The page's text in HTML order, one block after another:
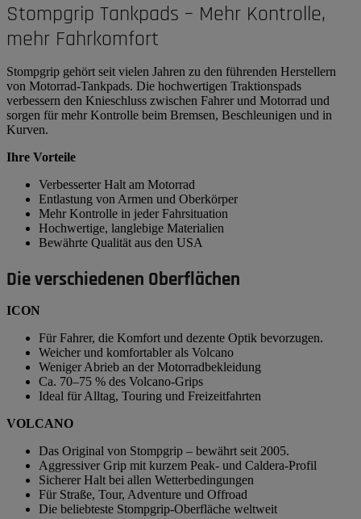
Stompgrip Tankpads – Mehr Kontrolle,
mehr Fahrkomfort
Stompgrip gehört seit vielen Jahren zu den führenden Herstellern
von Motorrad-Tankpads. Die hochwertigen Traktionspads
verbessern den Knieschluss zwischen Fahrer und Motorrad und
sorgen für mehr Kontrolle beim Bremsen, Beschleunigen und in
Kurven.
Ihre Vorteile
Verbesserter Halt am Motorrad
Entlastung von Armen und Oberkörper
Mehr Kontrolle in jeder Fahrsituation
Hochwertige, langlebige Materialien
Bewährte Qualität aus den USA
Die verschiedenen Oberflächen
ICON
Für Fahrer, die Komfort und dezente Optik bevorzugen.
Weicher und komfortabler als Volcano
Weniger Abrieb an der Motorradbekleidung
Ca. 70–75 % des Volcano-Grips
Ideal für Alltag, Touring und Freizeitfahrten
VOLCANO
Das Original von Stompgrip – bewährt seit 2005.
Aggressiver Grip mit kurzem Peak- und Caldera-Profil
Sicherer Halt bei allen Wetterbedingungen
Für Straße, Tour, Adventure und Offroad
Die beliebteste Stompgrip-Oberfläche weltweit